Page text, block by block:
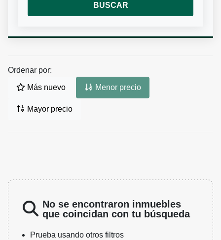
BUSCAR
Ordenar por:
Más nuevo Menor precio
Mayor precio
No se encontraron inmuebles
que coincidan con tu búsqueda
Prueba usando otros filtros